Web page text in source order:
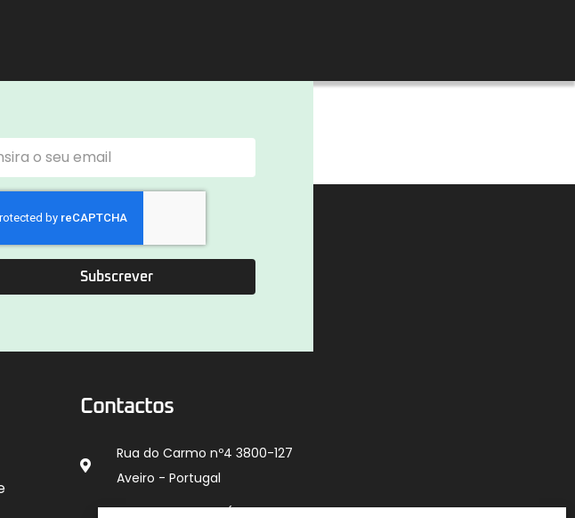
Subscrever
Contactos
Rua do Carmo nº4 3800-127
Aveiro - Portugal
912 009 740 (Chamada